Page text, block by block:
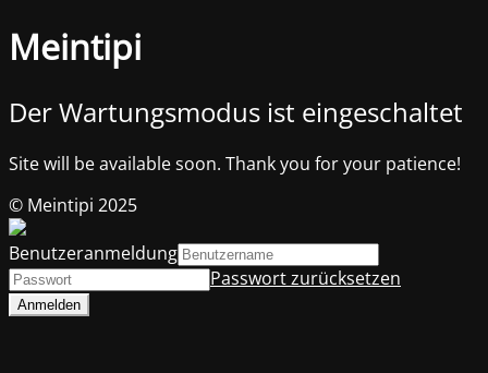
Meintipi
Der Wartungsmodus ist eingeschaltet
Site will be available soon. Thank you for your patience!
© Meintipi 2025
Benutzeranmeldung
Passwort zurücksetzen